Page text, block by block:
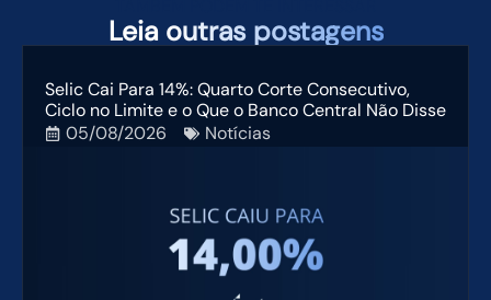
Leia outras postagens
Selic Cai Para 14%: Quarto Corte Consecutivo,
Ciclo no Limite e o Que o Banco Central Não Disse
05/08/2026
Notícias